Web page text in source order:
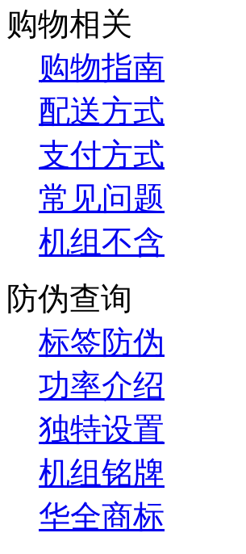
购物相关
购物指南
配送方式
支付方式
常见问题
机组不含
防伪查询
标签防伪
功率介绍
独特设置
机组铭牌
华全商标